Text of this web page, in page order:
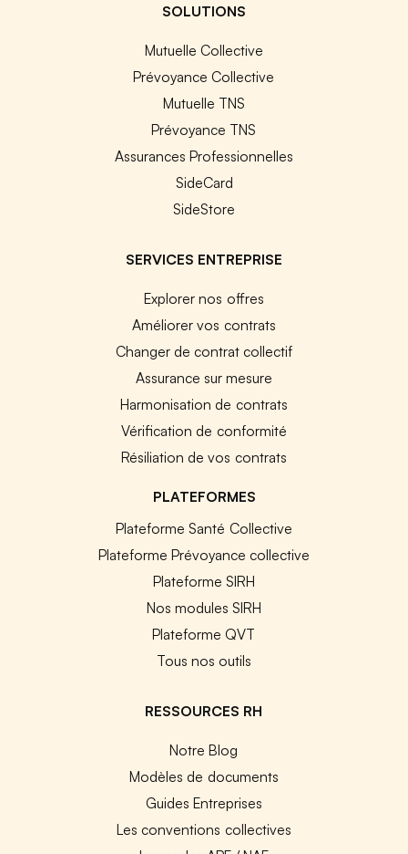
SOLUTIONS
Mutuelle Collective
Prévoyance Collective
Mutuelle TNS
Prévoyance TNS
Assurances Professionnelles
SideCard
SideStore
SERVICES ENTREPRISE
Explorer nos offres
Améliorer vos contrats
Changer de contrat collectif
Assurance sur mesure
Harmonisation de contrats
Vérification de conformité
Résiliation de vos contrats
PLATEFORMES
Plateforme Santé Collective
Plateforme Prévoyance collective
Plateforme SIRH
Nos modules SIRH
Plateforme QVT
Tous nos outils
RESSOURCES RH
Notre Blog
Modèles de documents
Guides Entreprises
Les conventions collectives